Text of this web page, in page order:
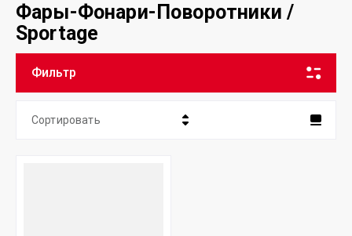
Фары-Фонари-Поворотники /
Sportage
Фильтр
Сортировать